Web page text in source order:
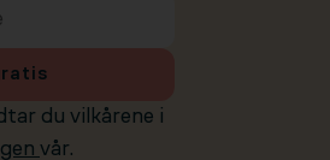
du vilkårene i
vår.